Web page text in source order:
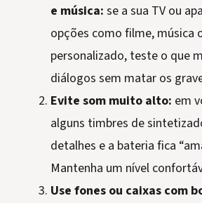
e música: se a sua TV ou
opções como filme, música
personalizado, teste o que
diálogos sem matar os
Evite som muito alto: em
alguns timbres de
detalhes e a bateria fica
Mantenha um nível
Use fones ou caixas com